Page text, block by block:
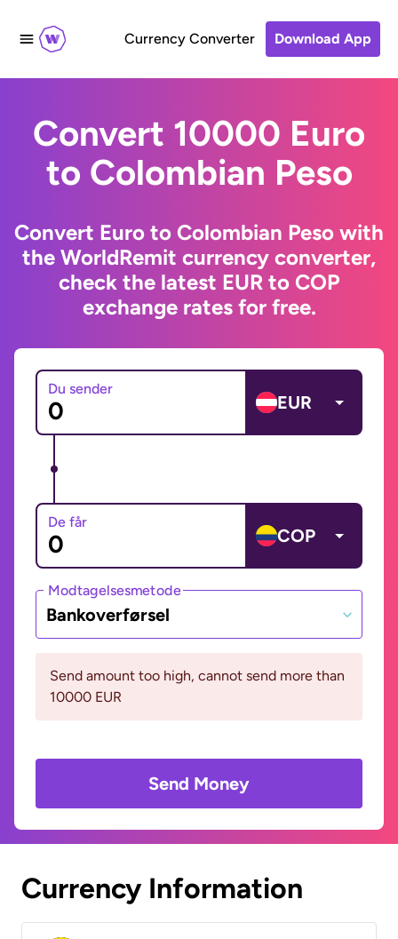
Currency Converter Download App
Convert 10000 Euro
to Colombian Peso
Convert Euro to Colombian Peso with
the WorldRemit currency converter,
check the latest EUR to COP
exchange rates for free.
Du sender
EUR
De får
COP
Modtagelsesmetode
Bankoverførsel
Send amount too high, cannot send more than
10000 EUR
Send Money
Currency Information